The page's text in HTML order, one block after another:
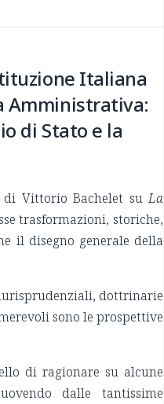
Italiana
Amministrativa:
di Stato e la
di Vittorio Bachelet suLa
trasformazioni, storiche,
il disegno generale della
dottrinarie
sono le prospettive
di ragionare su alcune
dalle tantissime